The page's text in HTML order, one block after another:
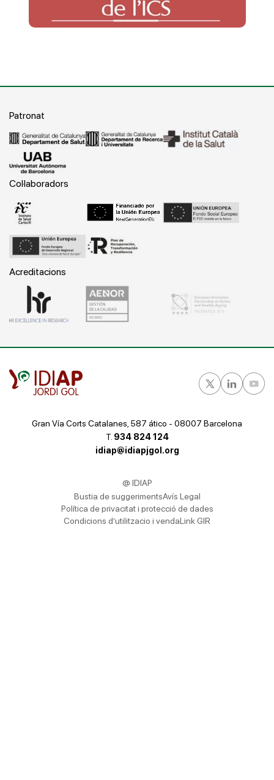
Patronat
Col·laboradors
Acreditacions
Gran Vía Corts Catalanes, 587 ático - 08007 Barcelona
T. 934 824 124
idiap@idiapjgol.org
@ IDIAP
Bustia de suggerimentsAvís Legal
Política de privacitat i protecció de dades
Condicions d’utilitzacio i vendaLink GIR